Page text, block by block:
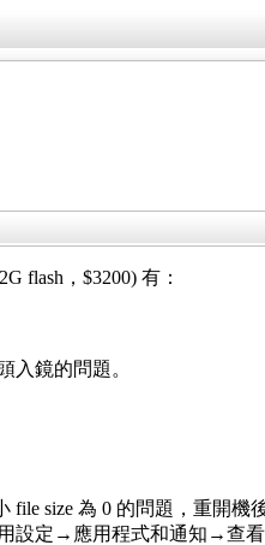
flash， $3200) 有：
入鏡的問題。
file size 為 0 的問題，重開
用設定→應用程式和通知→